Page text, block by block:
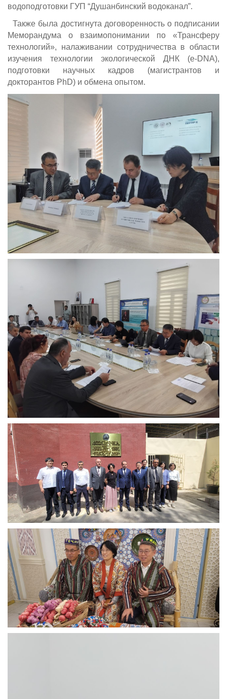
водоподготовки ГУП “Душанбинский водоканал”.
Также была достигнута договоренность о подписании
Меморандума о взаимопонимании по «Трансферу
технологий», налаживании сотрудничества в области
изучения технологии экологической ДНК (e-DNA),
подготовки научных кадров (магистрантов и
докторантов PhD) и обмена опытом.